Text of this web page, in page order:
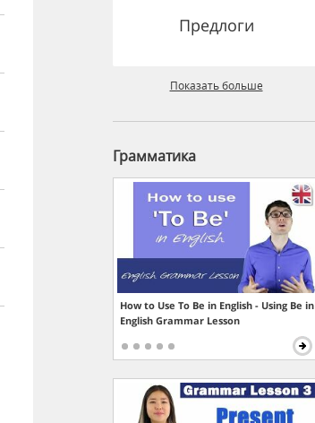
Предлоги
Показать больше
Грамматика
How to Use To Be in English - Using Be in
English Grammar Lesson